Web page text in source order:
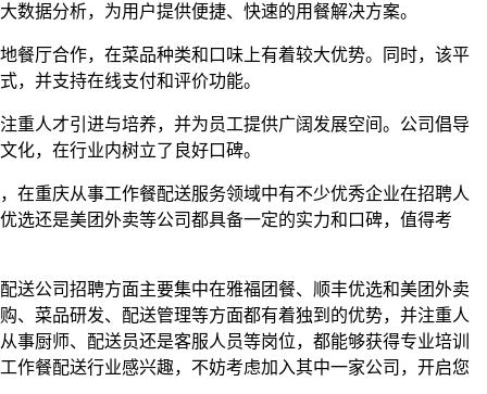
数据分析，为用户提供便捷、快速的用餐解决方案。
餐厅合作，在菜品种类和口味上有着较大优势。同时，该平
，并支持在线支付和评价功能。
重人才引进与培养，并为员工提供广阔发展空间。公司倡导
化，在行业内树立了良好口碑。
在重庆从事工作餐配送服务领域中有不少优秀企业在招聘人
选还是美团外卖等公司都具备一定的实力和口碑，值得考
送公司招聘方面主要集中在雅福团餐、顺丰优选和美团外卖
、菜品研发、配送管理等方面都有着独到的优势，并注重人
事厨师、配送员还是客服人员等岗位，都能够获得专业培训
作餐配送行业感兴趣，不妨考虑加入其中一家公司，开启您